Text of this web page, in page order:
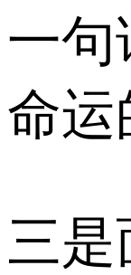
一句
命运
三是